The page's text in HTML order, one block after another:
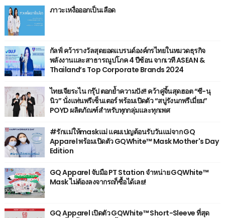
ภาวะเหงื่อออกเป็นเลือด
กัลฟ์ คว้ารางวัลสุดยอดแบรนด์องค์กรไทยในหมวดธุรกิจ
พลังงานและสาธารณูปโภค 4 ปีซ้อน จากเวที ASEAN &
Thailand’s Top Corporate Brands 2024
ไทยเจียระไน กรุ๊ป ตอกย้ำความปัง!! คว้าคู่จิ้นสุดฮอต “ซี-นุ
นิว” นั่งแท่นพรีเซ็นเตอร์ พร้อมเปิดตัว “สบู่รังนกพรีเมี่ยม”
POYD ผลิตภัณฑ์สำหรับทุกกลุ่มและทุกเพศ
#รักแม่ให้maskแม่ แคมเปญต้อนรับวันแม่จาก GQ
Apparel พร้อมเปิดตัว GQWhite™ Mask Mother's Day
Edition
GQ Apparel จับมือ PT Station จำหน่าย GQWhite™
Mask ไม่ต้องลงจากรถก็ซื้อได้เลย!
GQ Apparel เปิดตัว GQWhite™ Short-Sleeve ที่สุด